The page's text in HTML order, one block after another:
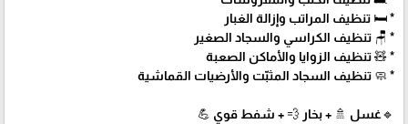
* 🛏️ تنظيف المراتب وإزالة الغبار
* 🪑 تنظيف الكراسي والسجاد الصغير
* 🧸 تنظيف الزوايا والأماكن الصعبة
* 🧼 تنظيف السجاد المثبّت والأرضيات القماشية
🔹غسل 🚿 + بخار 💨 + شفط قوي 💪